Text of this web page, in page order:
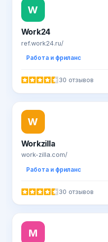
W
Work24
ref.work24.ru/
Работа и фриланс
30 отзывов
W
Workzilla
work-zilla.com/
Работа и фриланс
30 отзывов
M